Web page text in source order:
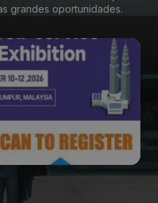
grandes oportunidades.